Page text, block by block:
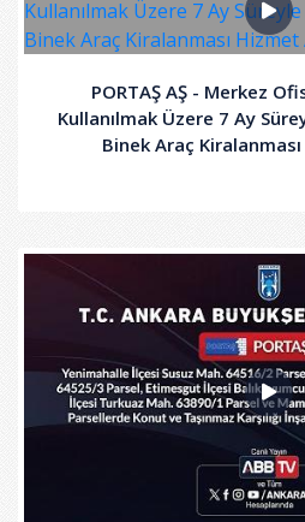
PORTAŞ AŞ - Merkez
Kullanılmak Üzere 7 Ay
Binek Araç